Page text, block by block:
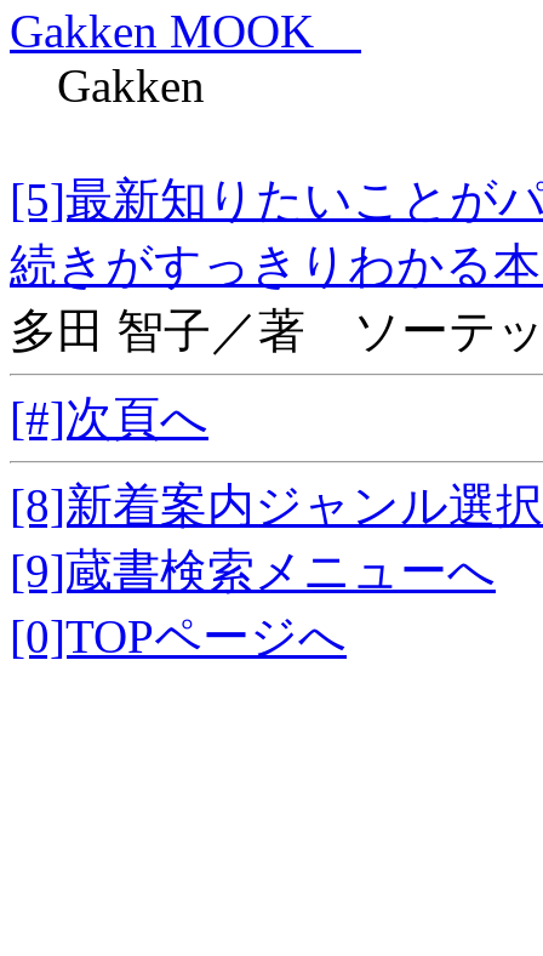
Gakken MOOK
Gakken
[5]最新知りたいことが
続きがすっきり
多田 智子／著 ソーテ
[#]次頁へ
[8]新着案内ジャンル選
[9]蔵書検索メニューへ
[0]TOPページへ